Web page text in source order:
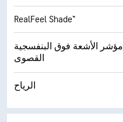
RealFeel Shade™
مؤشر الأشعة فوق البنفسجية
القصوى
الرياح